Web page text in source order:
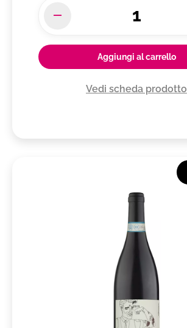
Aggiungi al carrello
Vedi scheda prodotto